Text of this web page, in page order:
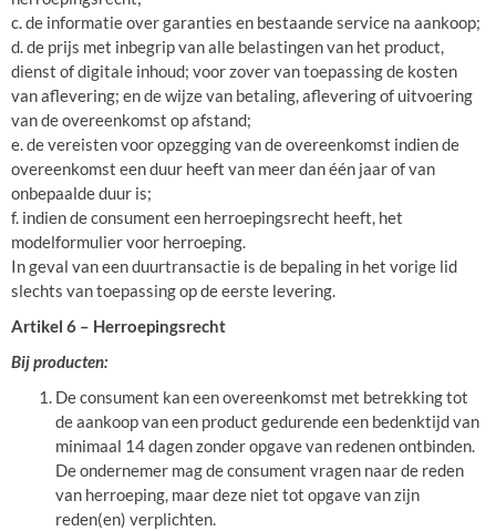
c. de informatie over garanties en bestaande service na aankoop;
d. de prijs met inbegrip van alle belastingen van het product,
dienst of digitale inhoud; voor zover van toepassing de kosten
van aflevering; en de wijze van betaling, aflevering of uitvoering
van de overeenkomst op afstand;
e. de vereisten voor opzegging van de overeenkomst indien de
overeenkomst een duur heeft van meer dan één jaar of van
onbepaalde duur is;
f. indien de consument een herroepingsrecht heeft, het
modelformulier voor herroeping.
In geval van een duurtransactie is de bepaling in het vorige lid
slechts van toepassing op de eerste levering.
Artikel 6 – Herroepingsrecht
Bij producten:
De consument kan een overeenkomst met betrekking tot
de aankoop van een product gedurende een bedenktijd van
minimaal 14 dagen zonder opgave van redenen ontbinden.
De ondernemer mag de consument vragen naar de reden
van herroeping, maar deze niet tot opgave van zijn
reden(en) verplichten.